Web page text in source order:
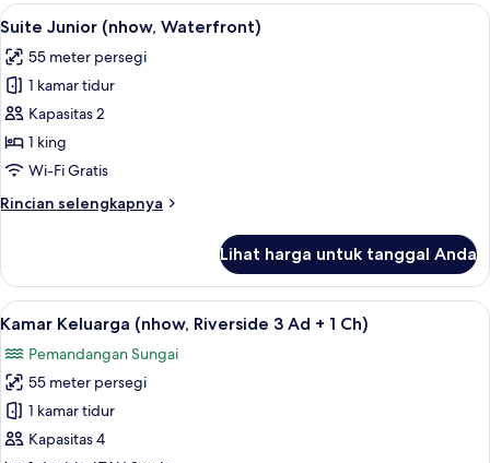
Lihat
semua
foto
untuk
Suite
Junior
(nhow,
Suite Junior (nhow, Waterfront) |
13
Suite Junior (nhow, Waterfront)
55 meter persegi
1 kamar tidur
Kapasitas 2
1 king
Wi-Fi Gratis
Rincian selengkapnya
Rincian
Suite
Junior
(nhow,
Lihat harga untuk tanggal Anda
Lihat
semua
foto
untuk
Kamar
Keluarga
Seprai premium, minibar, brankas,
12
Kamar Keluarga (nhow, Riverside 3 Ad + 1 Ch)
Pemandangan Sungai
55 meter persegi
1 kamar tidur
Kapasitas 4